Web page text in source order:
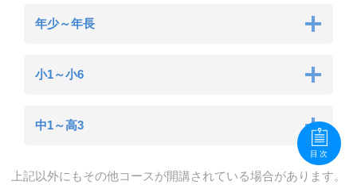
年少～年長
小1～小6
中1～高3
上記以外にもその他コースが開講されている場合があります。
目次